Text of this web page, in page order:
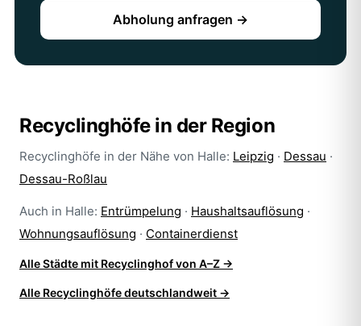
Abholung anfragen →
Recyclinghöfe in der Region
Recyclinghöfe in der Nähe von Halle: Leipzig · Dessau ·
Dessau-Roßlau
Auch in Halle: Entrümpelung · Haushaltsauflösung ·
Wohnungsauflösung · Containerdienst
Alle Städte mit Recyclinghof von A–Z →
Alle Recyclinghöfe deutschlandweit →